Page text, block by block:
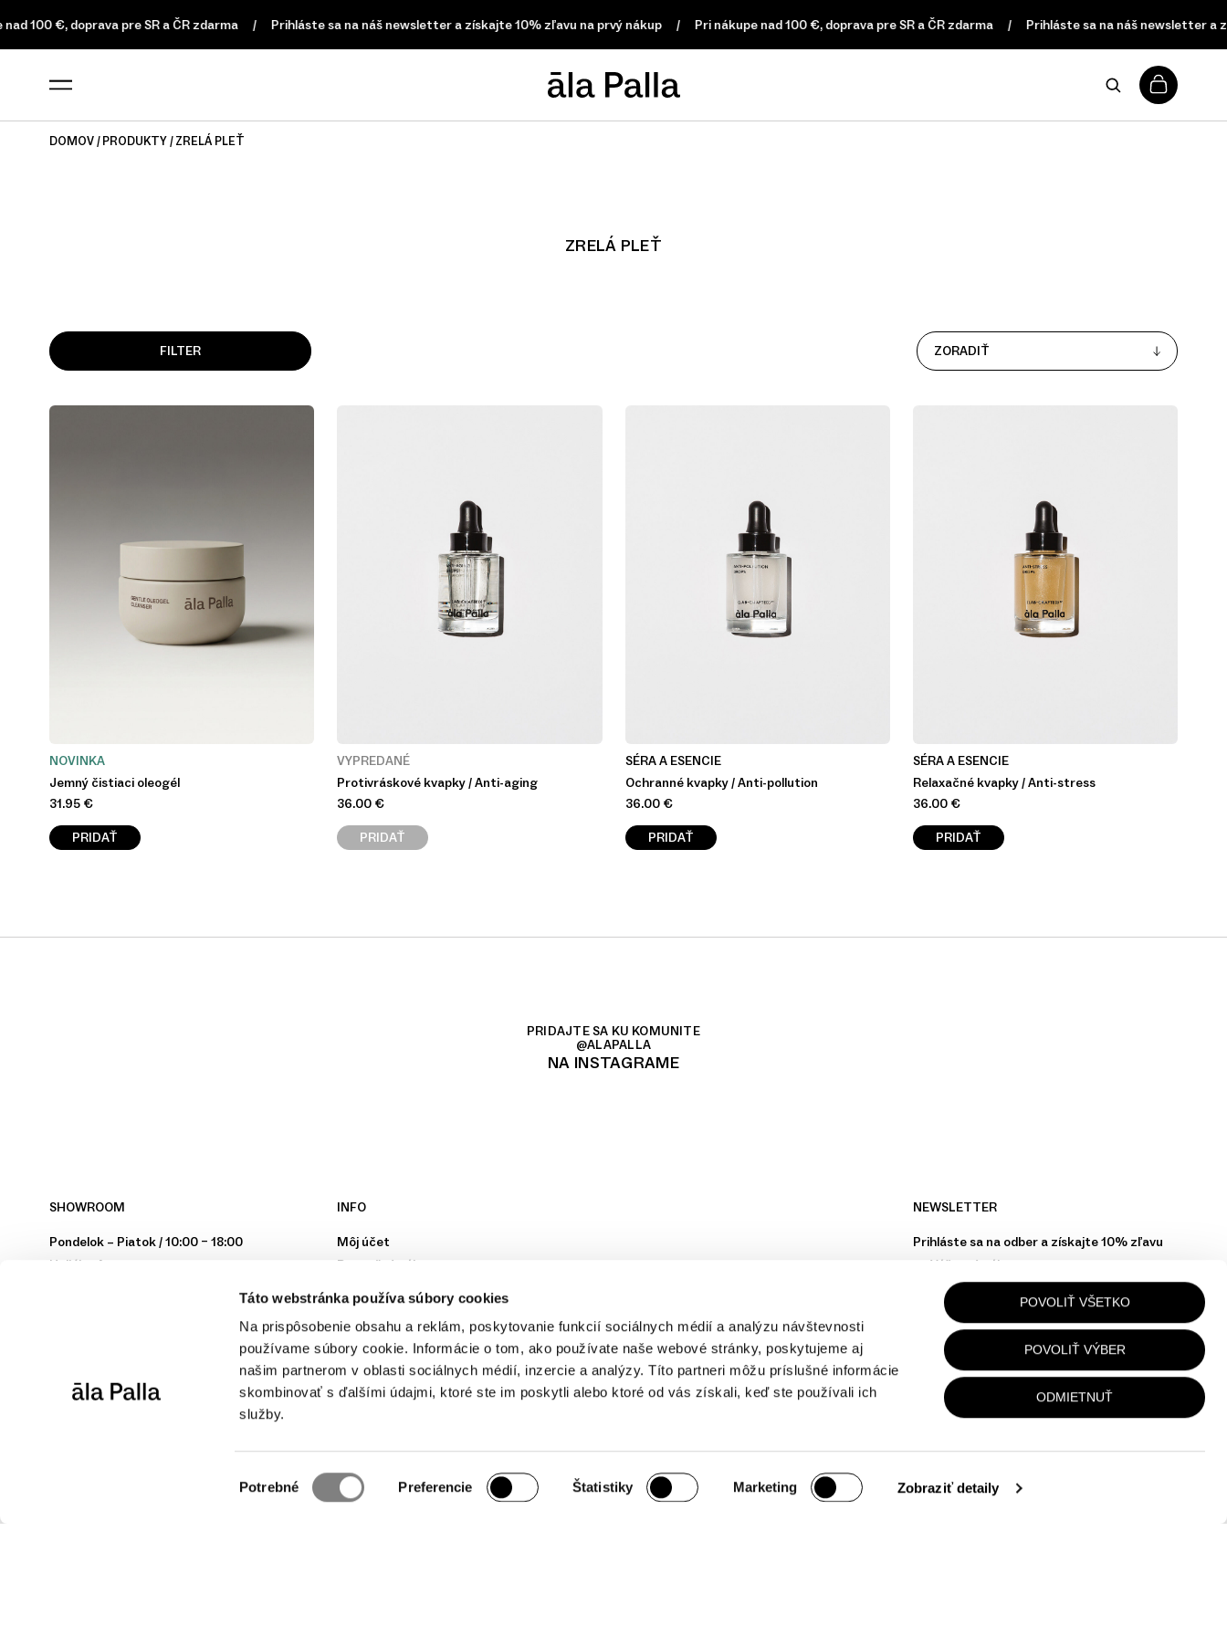
Táto webstránka používa súbory cookies
Na prispôsobenie obsahu a reklám, poskytovanie funkcií sociálnych médií a analýzu návštevnosti
používame súbory cookie. Informácie o tom, ako používate naše webové stránky, poskytujeme aj
našim partnerom v oblasti sociálnych médií, inzercie a analýzy. Títo partneri môžu príslušné informácie
skombinovať s ďalšími údajmi, ktoré ste im poskytli alebo ktoré od vás získali, keď ste používali ich
služby.
súhlasu
Potrebné Preferencie Štatistiky Marketing Zobraziť detaily
POVOLIŤ VŠETKO
POVOLIŤ VÝBER
ODMIETNUŤ
100 €, doprava pre SR a ČR zdarma Prihláste sa na náš newsletter a získajte 10% zľavu na prvý nákup Pri nákupe nad 100 €, doprava pre SR a ČR zdarma Prihláste sa na náš newsletter a
0
DOMOV PRODUKTY ZRELÁ PLEŤ
ZRELÁ PLEŤ
FILTER
NOVINKA
Jemný čistiaci oleogél
31.95 €
PRIDAŤ
VYPREDANÉ
Protivráskové kvapky / Anti-aging
36.00 €
PRIDAŤ
SÉRA A ESENCIE
Ochranné kvapky / Anti-pollution
36.00 €
PRIDAŤ
SÉRA A ESENCIE
Relaxačné kvapky / Anti-stress
36.00 €
PRIDAŤ
PRIDAJTE SA KU KOMUNITE
@ALAPALLA
NA INSTAGRAME
SHOWROOM
Pondelok – Piatok / 10:00 – 18:00
Hollého 4
INFO
Môj účet
Bezpečný nákup
Ochrana osobných údajov
Kontakt
Instagram
YouTube
Spravovať súhlas so súbormi cookie
NEWSLETTER
Prihláste sa na odber a získajte 10% zľavu
na Váš prvý nákup.
Váš Email